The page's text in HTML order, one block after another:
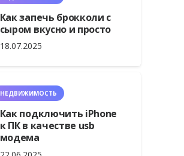
Как запечь брокколи с
сыром вкусно и просто
18.07.2025
НЕДВИЖИМОСТЬ
Как подключить iPhone
к ПК в качестве usb
модема